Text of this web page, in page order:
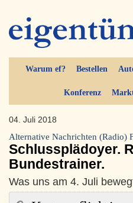
Warum ef? Bestellen
Konferenz
04. Juli 2018
Alternative Nachrichten (Radio)
Schlussplädoyer.
Bundestrainer.
Was uns am 4. Juli